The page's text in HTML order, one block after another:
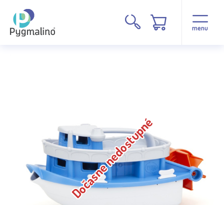
menu
Dočasne nedostupné